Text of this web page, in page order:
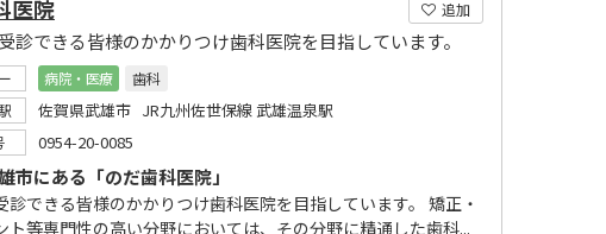
追加
医院
診できる皆様のかかりつけ歯科医院を目指しています。
病院・医療
歯科
佐賀県武雄市 JR九州佐世保線 武雄温泉駅
0954-20-0085
市にある「のだ歯科医院」
診できる皆様のかかりつけ歯科医院を目指しています。 矯正・
ト等専門性の高い分野においては、その分野に精通した歯科...